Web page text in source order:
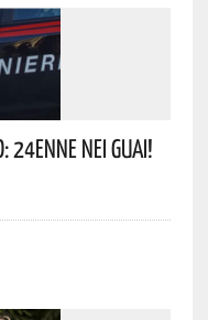
Nei Guai!